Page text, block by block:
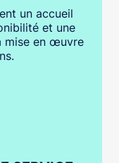
un accueil
et une
mise en œuvre